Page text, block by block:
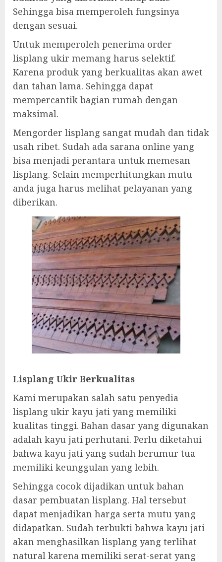
Sehingga bisa memperoleh fungsinya
dengan sesuai.
Untuk memperoleh penerima order
lisplang ukir memang harus selektif.
Karena produk yang berkualitas akan awet
dan tahan lama. Sehingga dapat
mempercantik bagian rumah dengan
maksimal.
Mengorder lisplang sangat mudah dan tidak
usah ribet. Sudah ada sarana online yang
bisa menjadi perantara untuk memesan
lisplang. Selain memperhitungkan mutu
anda juga harus melihat pelayanan yang
diberikan.
Lisplang Ukir Berkualitas
Kami merupakan salah satu penyedia
lisplang ukir kayu jati yang memiliki
kualitas tinggi. Bahan dasar yang digunakan
adalah kayu jati perhutani. Perlu diketahui
bahwa kayu jati yang sudah berumur tua
memiliki keunggulan yang lebih.
Sehingga cocok dijadikan untuk bahan
dasar pembuatan lisplang. Hal tersebut
dapat menjadikan harga serta mutu yang
didapatkan. Sudah terbukti bahwa kayu jati
akan menghasilkan lisplang yang terlihat
natural karena memiliki serat-serat yang